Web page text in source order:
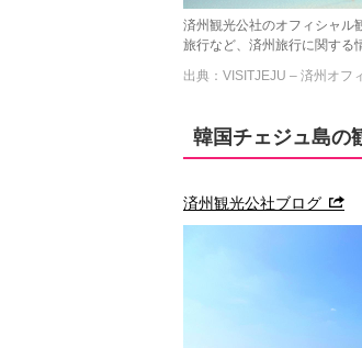
済州観光公社のオフィシャル
旅行など、済州旅行に関する
出典：VISITJEJU – 済州オフ
韓国チェジュ島の
済州観光公社ブログ